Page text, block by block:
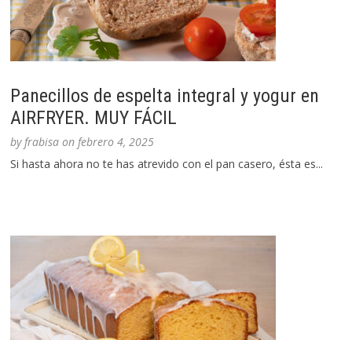
Panecillos de espelta integral y yogur en
AIRFRYER. MUY FÁCIL
byfrabisa onfebrero 4, 2025
Si hasta ahora no te has atrevido con el pan casero, ésta es...